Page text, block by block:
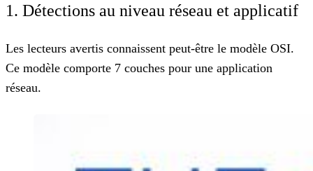
1. Détections au niveau réseau et applicatif
Les lecteurs avertis connaissent peut-être le modèle OSI.
Ce modèle comporte 7 couches pour une application
réseau.